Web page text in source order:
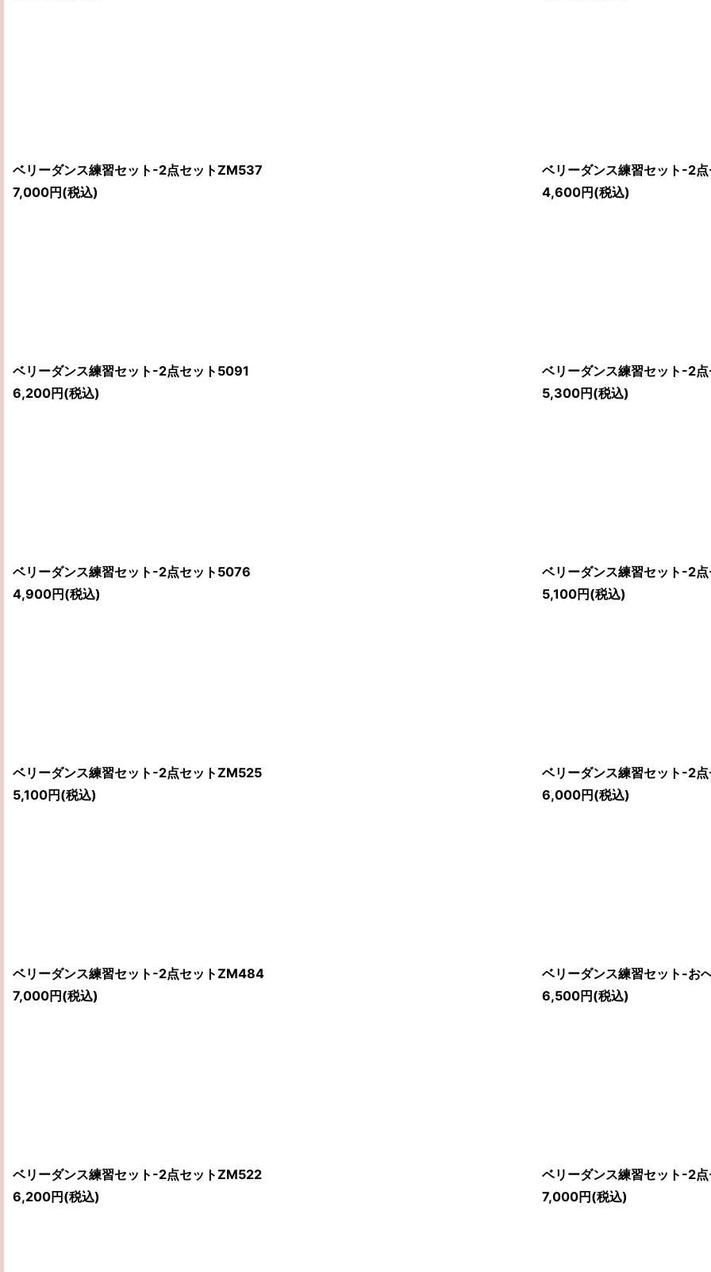
ベリーダンス練習セット-2点セットZM537
7,000円 (税込)
ベリーダンス練習セット-2
4,600円 (税込)
ベリーダンス練習セット-2点セット5091
6,200円 (税込)
ベリーダンス練習セット-2
5,300円 (税込)
ベリーダンス練習セット-2点セット5076
4,900円 (税込)
ベリーダンス練習セット-2
5,100円 (税込)
ベリーダンス練習セット-2点セットZM525
5,100円 (税込)
ベリーダンス練習セット-2
6,000円 (税込)
ベリーダンス練習セット-2点セットZM484
7,000円 (税込)
ベリーダンス練習セット-お
6,500円 (税込)
ベリーダンス練習セット-2点セットZM522
6,200円 (税込)
ベリーダンス練習セット-2
7,000円 (税込)